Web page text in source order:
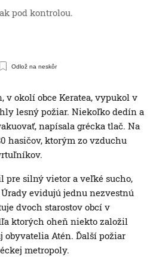
pod kontrolou.
Odlož na neskôr
v okolí obce Keratea, vypukol v
lesný požiar. Niekoľko dedín a
napísala grécka tlač. Na
hasičov, ktorým zo vzduchu
pre silný vietor a veľké sucho,
evidujú jednu nezvestnú
dvoch starostov obcí v
ktorých oheň niekto založil
obyvatelia Atén. Ďalší požiar
metropoly.